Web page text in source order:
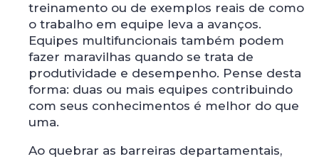
treinamento ou de exemplos reais de como
o trabalho em equipe leva a avanços.
Equipes multifuncionais também podem
fazer maravilhas quando se trata de
produtividade e desempenho. Pense desta
forma: duas ou mais equipes contribuindo
com seus conhecimentos é melhor do que
uma.
Ao quebrar as barreiras departamentais,